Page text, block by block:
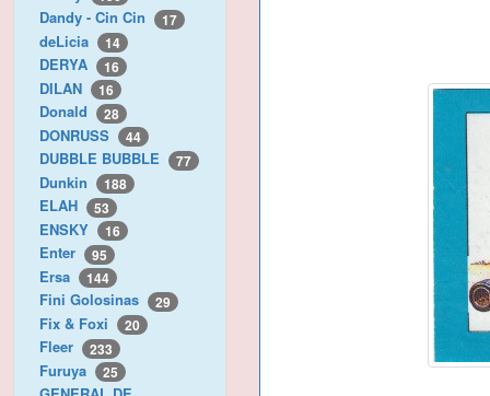
Dandy - Cin Cin 17
deLicia 14
DERYA 16
DILAN 16
Donald 28
DONRUSS 44
DUBBLE BUBBLE 77
Dunkin 188
ELAH 53
ENSKY 16
Enter 95
Ersa 144
Fini Golosinas 29
Fix & Foxi 20
Fleer 233
Furuya 25